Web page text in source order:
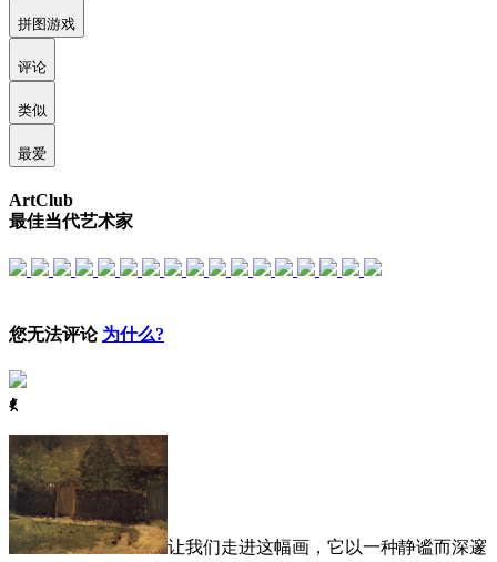
拼图游戏
评论
类似
最爱
ArtClub
最佳当代艺术家
您无法评论 为什么?
ꈅ
让我们走进这幅画，它以一种静谧而深邃